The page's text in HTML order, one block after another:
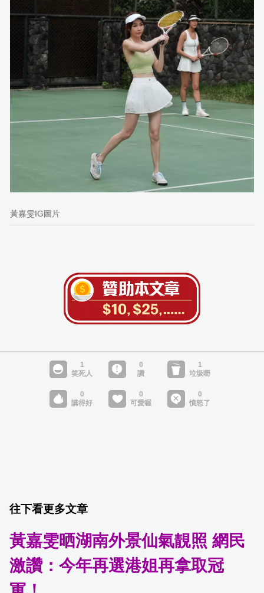
黃嘉雯IG圖片
往下看更多文章
黃嘉雯晒湖南外景仙氣靚照 網民
激讚：今年再選港姐再拿取冠